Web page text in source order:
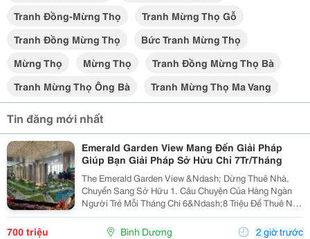
Tranh Đồng-Mừng Thọ
Tranh Mừng Thọ Gỗ
Tranh Đồng Mừng Thọ
Bức Tranh Mừng Thọ
Mừng Thọ
Mừng Thọ
Tranh Đồng Mừng Thọ Bà
Tranh Mừng Thọ Ông Bà
Tranh Mừng Thọ Ma Vang
Tin đăng mới nhất
Emerald Garden View Mang Đến Giải Pháp
Giúp Bạn Giải Pháp Sở Hửu Chỉ 7Tr/Tháng
The Emerald Garden View &Ndash; Dừng Thuê Nhà,
Chuyển Sang Sở Hữu 1. Câu Chuyện Của Hàng Ngàn
Người Trẻ Mỗi Tháng Chi 6&Ndash;8 Triệu Để Thuê Nhà
Nhưng Tài Sản Vẫn Là Con Số 0. Emerald Garden View
Mang Đến Giải Pháp Giúp Bạn Chuyển Tiền Thuê Nhà...
700 triệu Bình Dương 2 giờ trước